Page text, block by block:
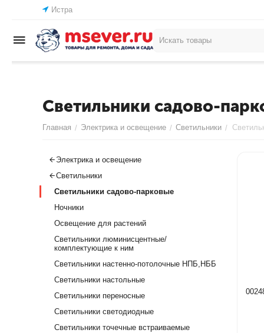
Истра
Светильники садово-
Главная / Электрика и освещение / Светильники /
Электрика и освещение
Светильники
Светильники садово-парковые
Ночники
Освещение для растений
Светильники люминисцентные/
комплектующие к ним
Светильники настенно-потолочные НПБ,НББ
Светильники настольные
Светильники переносные
Светильники светодиодные
Светильники точечные встраиваемые